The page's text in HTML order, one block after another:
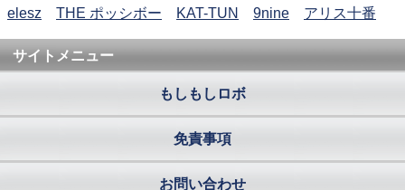
elesz
THE ポッシボー KAT-TUN 9nine アリス十番
サイトメニュー
もしもしロボ
免責事項
お問い合わせ